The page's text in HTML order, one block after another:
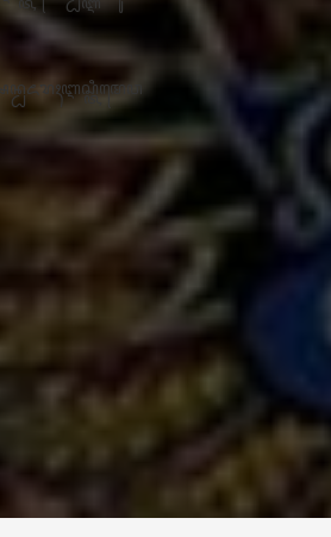
Srimulyo, Kapanewon Piyungan, Kab. Bantul,